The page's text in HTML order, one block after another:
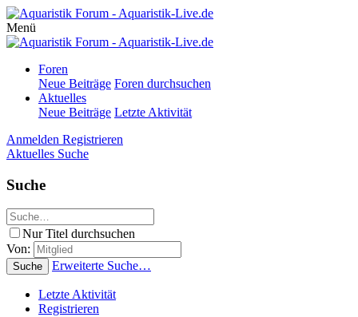
Menü
Foren
Neue Beiträge Foren durchsuchen
Aktuelles
Neue Beiträge Letzte Aktivität
Anmelden Registrieren
Aktuelles Suche
Suche
Nur Titel durchsuchen
Von:
Suche Erweiterte Suche…
Letzte Aktivität
Registrieren